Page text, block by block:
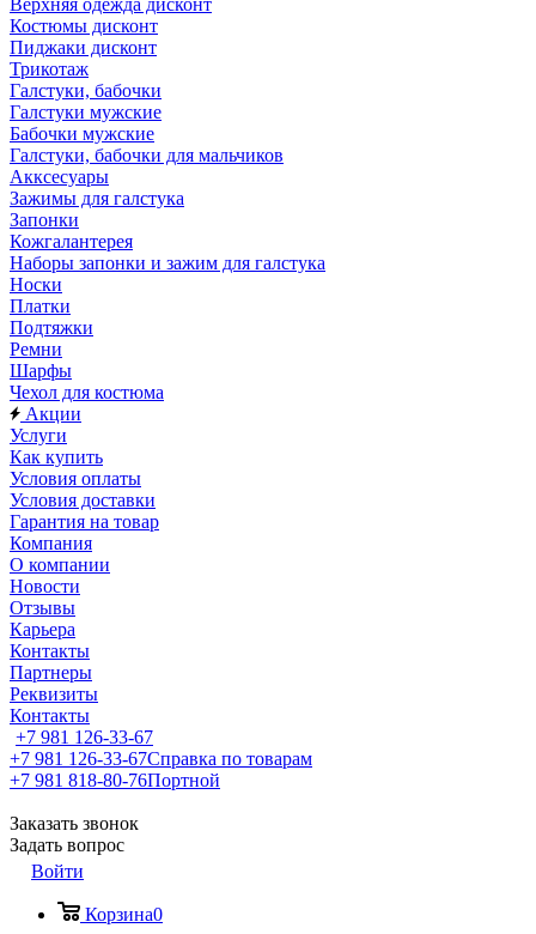
Верхняя одежда дисконт
Костюмы дисконт
Пиджаки дисконт
Трикотаж
Галстуки, бабочки
Галстуки мужские
Бабочки мужские
Галстуки, бабочки для мальчиков
Акксесуары
Зажимы для галстука
Запонки
Кожгалантерея
Наборы запонки и зажим для галстука
Носки
Платки
Подтяжки
Ремни
Шарфы
Чехол для костюма
Акции
Услуги
Как купить
Условия оплаты
Условия доставки
Гарантия на товар
Компания
О компании
Новости
Отзывы
Карьера
Контакты
Партнеры
Реквизиты
Контакты
+7 981 126-33-67
+7 981 126-33-67Справка по товарам
+7 981 818-80-76Портной
Заказать звонок
Задать вопрос
Войти
Корзина0